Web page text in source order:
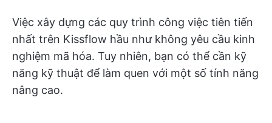
Việc xây dựng các quy trình công việc tiên tiến
nhất trên Kissflow hầu như không yêu cầu kinh
nghiệm mã hóa. Tuy nhiên, bạn có thể cần kỹ
năng kỹ thuật để làm quen với một số tính năng
nâng cao.